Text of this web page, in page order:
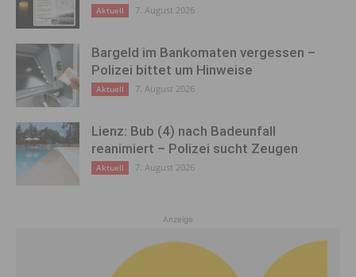
Aktuell 7. August 2026
Bargeld im Bankomaten vergessen –
Polizei bittet um Hinweise
Aktuell 7. August 2026
Lienz: Bub (4) nach Badeunfall
reanimiert – Polizei sucht Zeugen
Aktuell 7. August 2026
Anzeige